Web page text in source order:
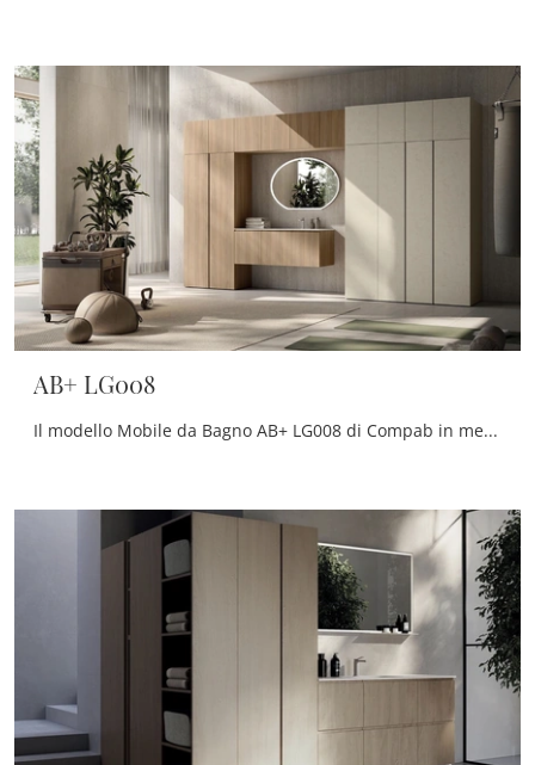
AB+ LG008
Il modello Mobile da Bagno AB+ LG008 di Compab in melaminico qui presentato impreziosisce il locale nel segno di creatività e design, con estrema ...